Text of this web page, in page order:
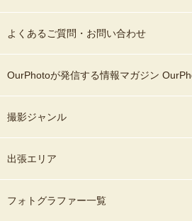
よくあるご質問・お問い合わせ
OurPhotoが発信する情報マガジン
撮影ジャンル
出張エリア
フォトグラファー一覧